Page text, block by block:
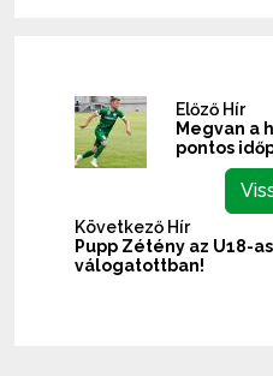
Előző Hír
Megvan a
pontos
Következő Hír
Pupp Zétény az U18-as
válogatottban!